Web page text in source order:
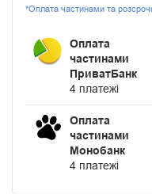
*Оплата частинами та
Оплата
частинами
ПриватБанк
4 платежі
Оплата
частинами
Монобанк
4 платежі